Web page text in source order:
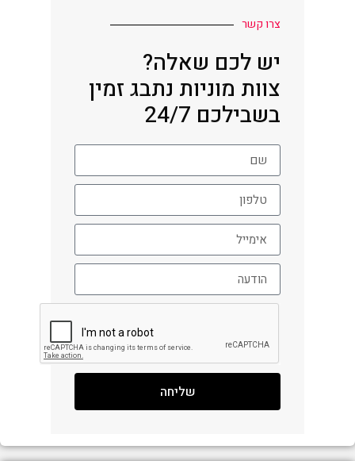
צרו קשר
יש לכם שאלה?
צוות מוניות נתבג זמין
בשבילכם 24/7
שליחה